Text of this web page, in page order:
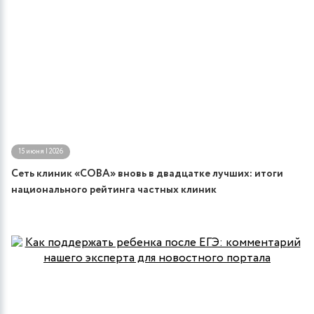
15 июня | 2026
Сеть клиник «СОВА» вновь в двадцатке лучших: итоги
национального рейтинга частных клиник